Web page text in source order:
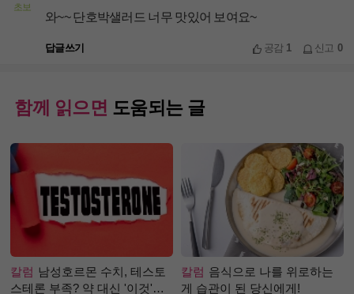
초보
와~~ 단호박샐러드 너무 맛있어 보여요~
답글쓰기 공감 1 신고 0
함께 읽으면 도움되는 글
칼럼 남성호르몬 수치, 테스토
스테론 부족? 약 대신 '이것'으
칼럼 음식으로 나를 위로하는
게 습관이 된 당신에게!